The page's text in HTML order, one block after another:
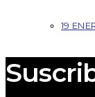
19